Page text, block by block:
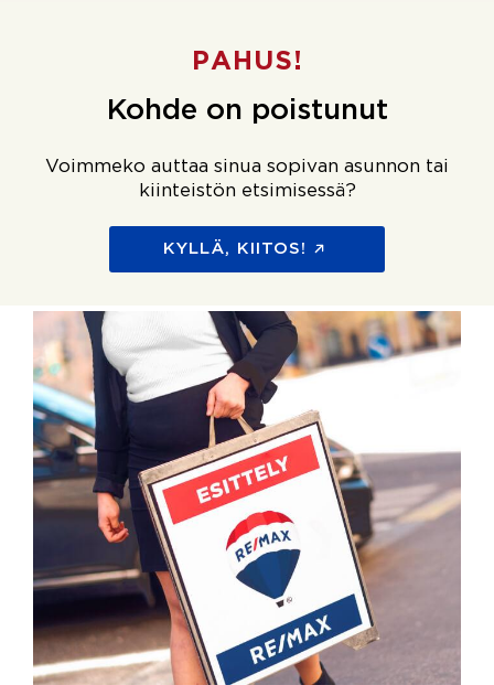
PAHUS!
Kohde on poistunut
Voimmeko auttaa sinua sopivan asunnon tai
kiinteistön etsimisessä?
KYLLÄ, KIITOS!